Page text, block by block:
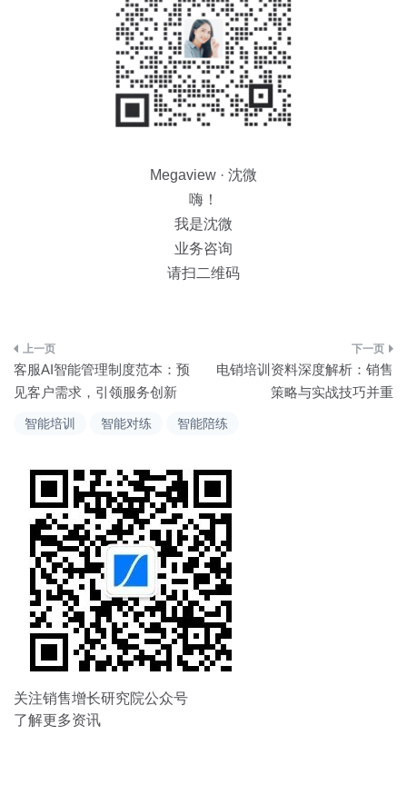
智能培训 智能对练 智能陪练
Megaview · 沈微
嗨！
我是沈微
业务咨询
请扫二维码
文
章
导
航
客服AI智能管理制度范本：预
见客户需求，引领服务创新
电销培训资料深度解析：销售
策略与实战技巧并重
关注销售增长研究院公众号
了解更多资讯